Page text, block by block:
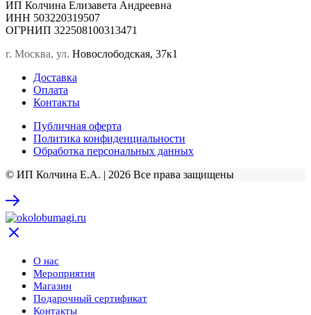
ИП Колчина Елизавета Андреевна
ИНН 503220319507
ОГРНИП 322508100313471
г. Москва, ул. Новослободская, 37к1
Доставка
Оплата
Контакты
Публичная оферта
Политика конфиденциальности
Обработка персональных данных
© ИП Колчина Е.А. | 2026 Все права защищены
О нас
Мероприятия
Магазин
Подарочный сертификат
Контакты